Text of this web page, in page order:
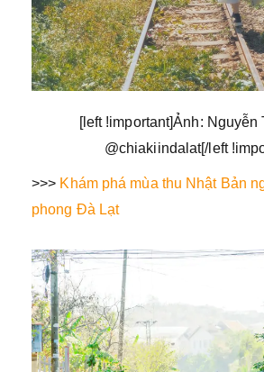
[left !important]Ảnh: Nguyễn
@chiakiindalat[/left
>>> Khám phá mùa thu Nhật Bản
phong Đà Lạt